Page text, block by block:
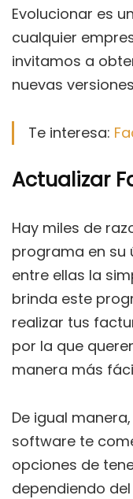
Evolucionar es
cualquier
invitamos a
nuevas
Te interesa:
Actualizar
Hay miles de
programa en su
entre ellas la
brinda este
realizar tus
por la que
manera más
De igual
software te
opciones de
dependiendo